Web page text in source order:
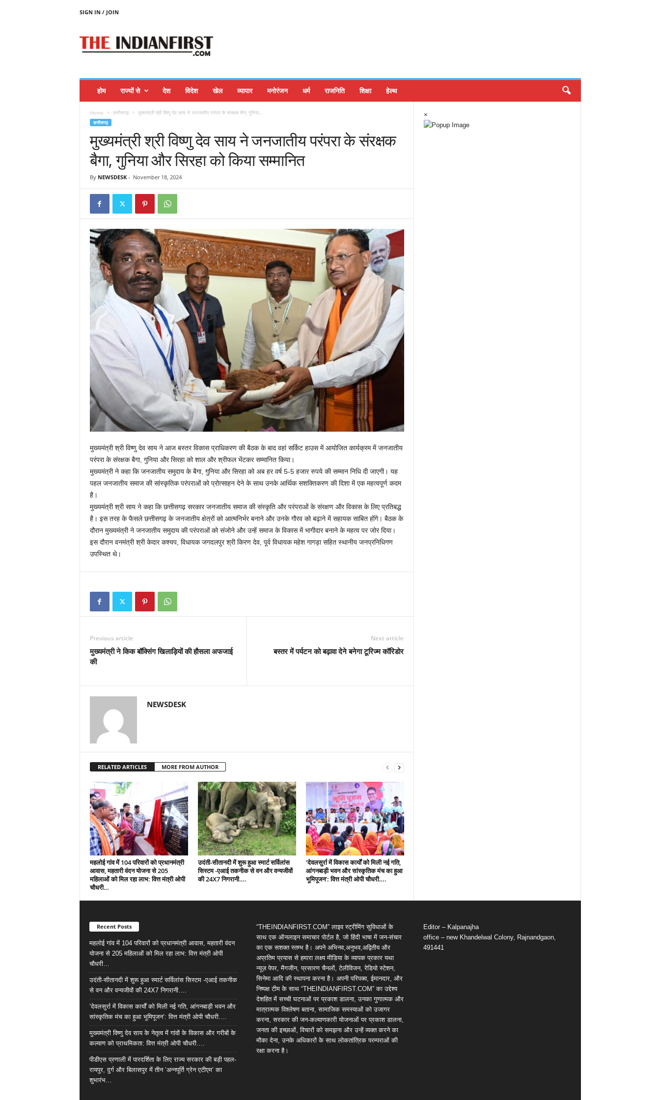
SIGN IN / JOIN
होम राज्यों से देश विदेश खेल व्यापार मनोरंजन धर्म राजनिति शिक्षा हेल्थ
Home छत्तीसगढ़ मुख्यमंत्री श्री विष्णु देव साय ने जनजातीय परंपरा के संरक्षक बैगा, गुनिया...
छत्तीसगढ़
मुख्यमंत्री श्री विष्णु देव साय ने जनजातीय परंपरा के संरक्षक
बैगा, गुनिया और सिरहा को किया सम्मानित
By NEWSDESK- November 18, 2024
मुख्यमंत्री श्री विष्णु देव साय ने आज बस्तर विकास प्राधिकरण की बैठक के बाद वहां सर्किट हाउस में आयोजित कार्यक्रम में जनजातीय
परंपरा के संरक्षक बैगा, गुनिया और सिरहा को शाल और श्रीफल भेंटकर सम्मानित किया।
मुख्यमंत्री ने कहा कि जनजातीय समुदाय के बैगा, गुनिया और सिरहा को अब हर वर्ष 5-5 हजार रुपये की सम्मान निधि दी जाएगी। यह
पहल जनजातीय समाज की सांस्कृतिक परंपराओं को प्रोत्साहन देने के साथ उनके आर्थिक सशक्तिकरण की दिशा में एक महत्वपूर्ण कदम
है।
मुख्यमंत्री श्री साय ने कहा कि छत्तीसगढ़ सरकार जनजातीय समाज की संस्कृति और परंपराओं के संरक्षण और विकास के लिए प्रतिबद्ध
है। इस तरह के फैसले छत्तीसगढ़ के जनजातीय क्षेत्रों को आत्मनिर्भर बनाने और उनके गौरव को बढ़ाने में सहायक साबित होंगे। बैठक के
दौरान मुख्यमंत्री ने जनजातीय समुदाय की परंपराओं को संजोने और उन्हें समाज के विकास में भागीदार बनाने के महत्व पर जोर दिया।
इस दौरान वनमंत्री श्री केदार कश्यप, विधायक जगदलपुर श्री किरण देव, पूर्व विधायक महेश गागड़ा सहित स्थानीय जनप्रनिधिगण
उपस्थित थे।
Previous article
मुख्यमंत्री ने किक बॉक्सिंग खिलाड़ियों की हौसला अफजाई
की
Next article
बस्तर में पर्यटन को बढ़ावा देने बनेगा टूरिज्म कॉरिडोर
NEWSDESK
RELATED ARTICLES MORE FROM AUTHOR
महलोई गांव में 104 परिवारों को प्रधानमंत्री
आवास, महतारी वंदन योजना से 205
महिलाओं को मिल रहा लाभ: वित्त मंत्री ओपी
चौधरी…
उदंती-सीतानदी में शुरू हुआ स्मार्ट सर्विलांस
सिस्टम -एआई तकनीक से वन और वन्यजीवों
की 24X7 निगरानी….
’देवलसुर्रा में विकास कार्यों को मिली नई गति,
आंगनबाड़ी भवन और सांस्कृतिक मंच का हुआ
भूमिपूजन’: वित्त मंत्री ओपी चौधरी….
×
Recent Posts
महलोई गांव में 104 परिवारों को प्रधानमंत्री आवास, महतारी वंदन
योजना से 205 महिलाओं को मिल रहा लाभ: वित्त मंत्री ओपी
चौधरी…
उदंती-सीतानदी में शुरू हुआ स्मार्ट सर्विलांस सिस्टम -एआई तकनीक
से वन और वन्यजीवों की 24X7 निगरानी….
’देवलसुर्रा में विकास कार्यों को मिली नई गति, आंगनबाड़ी भवन और
सांस्कृतिक मंच का हुआ भूमिपूजन’: वित्त मंत्री ओपी चौधरी….
मुख्यमंत्री विष्णु देव साय के नेतृत्व में गांवों के विकास और गरीबों के
कल्याण को प्राथमिकता: वित्त मंत्री ओपी चौधरी….
पीडीएस प्रणाली में पारदर्शिता के लिए राज्य सरकार की बड़ी पहल-
रायपुर, दुर्ग और बिलासपुर में तीन ‘अन्नपूर्ति ग्रेन एटीएम‘ का
शुभारंभ…
“THEINDIANFIRST.COM” लाइव स्ट्रीमिंग सुविधाओं के
साथ एक ऑनलाइन समाचार पोर्टल है, जो हिंदी भाषा में जन-संचार
का एक सशक्त स्तम्भ है। अपने अभिनव,अनुभव,अद्वितीय और
अप्रतिम प्रयास से हमारा लक्ष्य मीडिया के व्यापक प्रकार यथा
न्यूज़ पेपर, मैगजीन, प्रसारण चैनलों, टेलीविजन, रेडियो स्टेशन,
सिनेमा आदि की स्थापना करना है। अपनी परिपक्व, ईमानदार, और
निष्पक्ष टीम के साथ “THEINDIANFIRST.COM” का उद्देश्य
देशहित में सच्ची घटनाओं पर प्रकाश डालना, उनका गुणात्मक और
मात्रात्मक विश्लेषण बताना, सामाजिक समस्याओं को उजागर
करना, सरकार की जन-कल्याणकारी योजनाओं पर प्रकाश डालना,
जनता की इच्छाओं, विचारों को समझना और उन्हें व्यक्त करने का
मौका देना, उनके अधिकारों के साथ लोकतांत्रिक परम्पराओं की
रक्षा करना है।
Editor – Kalpanajha
office – new Khandelwal Colony, Rajnandgaon,
491441